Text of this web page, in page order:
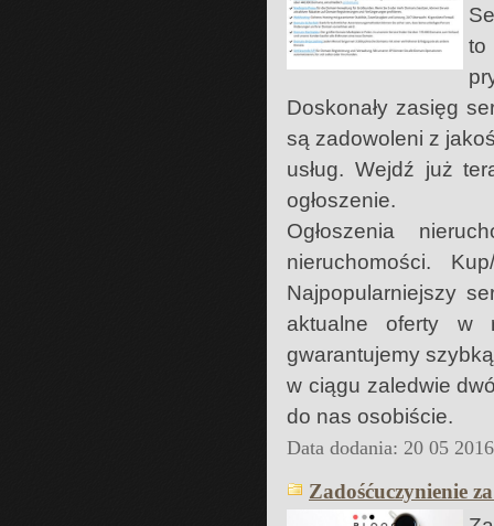
to
Doskonały zasięg
są zadowoleni z
usług. Wejdź już
ogłoszenie.
Ogłoszenia
nieruchomości.
Najpopularniejszy
aktualne oferty w
gwarantujemy
w ciągu zaledwie
do nas osobiście.
Data dodania: 20 05
Zadośćuczynienie